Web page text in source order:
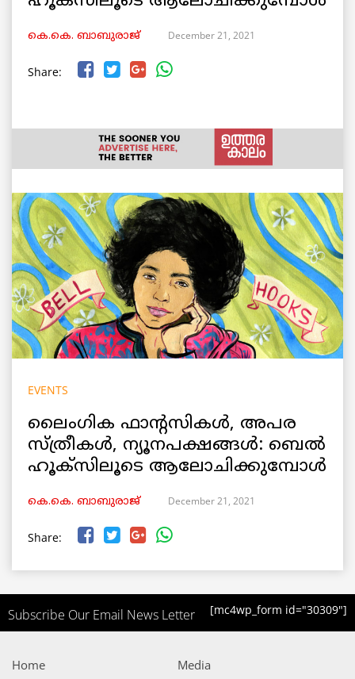
കെ.കെ. ബാബുരാജ്‌ December 21, 2021
Share:
EVENTS
ലൈംഗിക ഫാന്റസികൾ, അപര
സ്ത്രീകൾ, ന്യൂനപക്ഷങ്ങൾ: ബെൽ
ഹൂക്സിലൂടെ ആലോചിക്കുമ്പോൾ
കെ.കെ. ബാബുരാജ്‌ December 21, 2021
Share:
Subscribe Our Email News Letter [mc4wp_form id="30309"]
Home
Media